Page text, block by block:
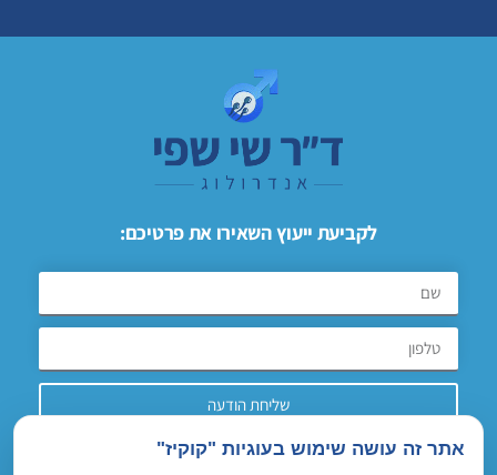
אתר זה עושה שימוש בעוגיות "קוקיז"
לקביעת ייעוץ השאירו את פרטיכם:
שליחת הודעה